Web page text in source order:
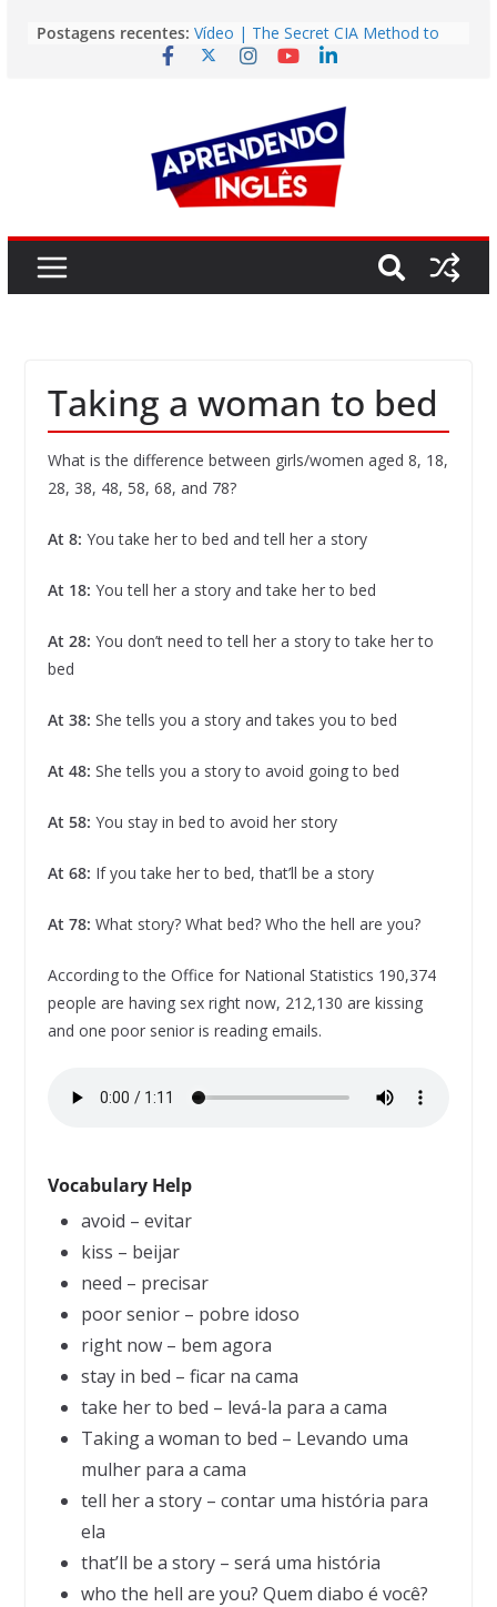
para
Postagens recentes: Vídeo | The Secret CIA Method to
Learn Any Language in 11 Days
Vídeo | Do imaginary friends make
you smarter?
Story | Brasília: The City That Rose
from the Wilderness
Easy English Song | Somewhere
Over the Rainbow (Israel
Taking a woman to bed
What is the difference between girls/women aged 8, 18,
28, 38, 48, 58, 68, and 78?
At 8: You take her to bed and tell her a story
At 18: You tell her a story and take her to bed
At 28: You don’t need to tell her a story to take her to
bed
At 38: She tells you a story and takes you to bed
At 48: She tells you a story to avoid going to bed
At 58: You stay in bed to avoid her story
At 68: If you take her to bed, that’ll be a story
At 78: What story? What bed? Who the hell are you?
According to the Office for National Statistics 190,374
people are having sex right now, 212,130 are kissing
and one poor senior is reading emails.
Vocabulary Help
avoid – evitar
kiss – beijar
need – precisar
poor senior – pobre idoso
right now – bem agora
stay in bed – ficar na cama
take her to bed – levá-la para a cama
Taking a woman to bed – Levando uma
mulher para a cama
tell her a story – contar uma história para
ela
that’ll be a story – será uma história
who the hell are you? Quem diabo é você?